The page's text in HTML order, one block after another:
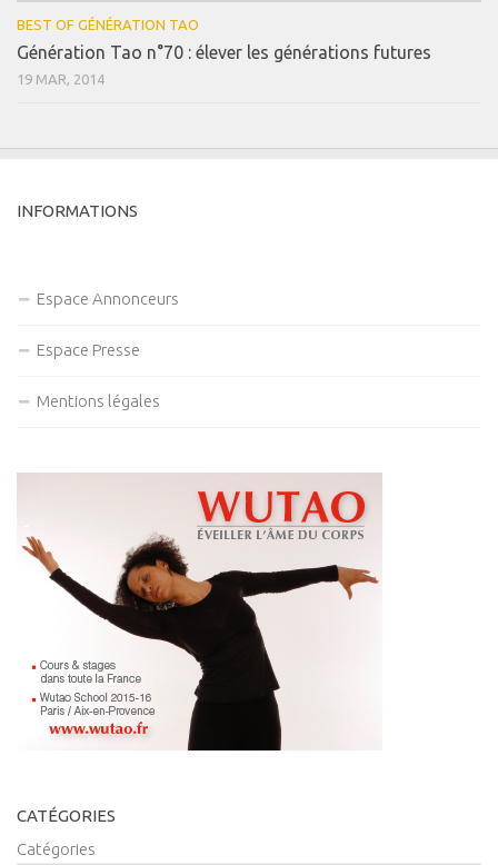
BEST OF GÉNÉRATION TAO
Génération Tao n°70 : élever les générations futures
19 MAR, 2014
INFORMATIONS
Espace Annonceurs
Espace Presse
Mentions légales
CATÉGORIES
Catégories